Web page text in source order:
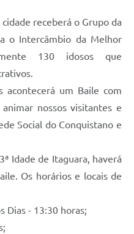
receberá o Grupo da
o Intercâmbio da Melhor
130 idosos que
um Baile com
nossos visitantes e
Social do Conquistano e
Idade de Itaguara, haverá
Os horários e locais de
Dias - 13:30 horas;